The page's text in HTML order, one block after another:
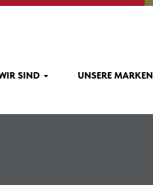
SIND UNSERE MARKEN